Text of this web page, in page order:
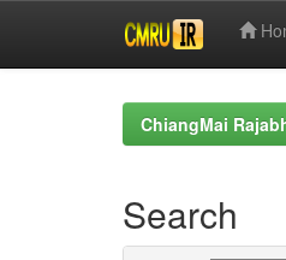
ChiangMai
Search